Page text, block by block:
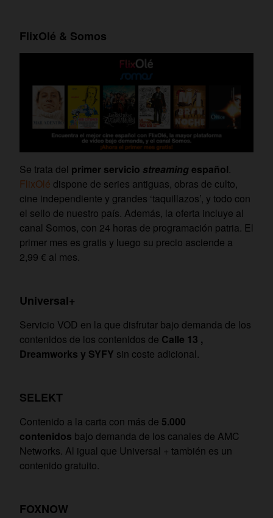
FlixOlé & Somos
Se trata del primer servicio streamingespañol.
FlixOlé dispone de series antiguas, obras de culto,
cine independiente y grandes ‘taquillazos’, y todo con
el sello de nuestro país. Además, la oferta incluye al
canal Somos, con 24 horas de programación patria. El
primer mes es gratis y luego su precio asciende a
2,99 € al mes.
Universal+
Servicio VOD en la que disfrutar bajo demanda de los
contenidos de los contenidos de Calle 13 ,
Dreamworks y SYFY sin coste adicional.
SELEKT
Contenido a la carta con más de 5.000
contenidos bajo demanda de los canales de AMC
Networks. Al igual que Universal + también es un
contenido gratuito.
FOXNOW